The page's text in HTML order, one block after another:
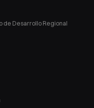
de Desarrollo Regional